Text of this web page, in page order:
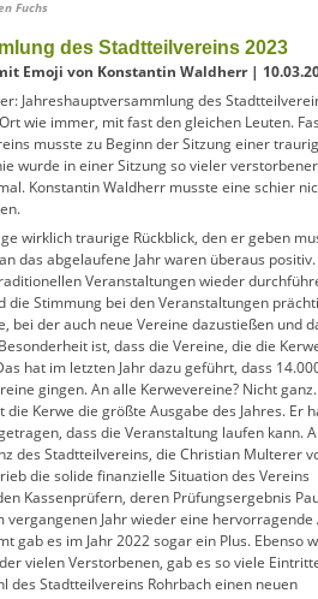
Fuchs
des Stadtteilvereins 2023
Emoji von Konstantin Waldherr |
Jahreshauptversammlung des
wie immer, mit fast den gleichen Leuten.
musste zu Beginn der Sitzung einer
wurde in einer Sitzung so vieler verstorbener
Konstantin Waldherr musste eine schier
wirklich traurige Rückblick, den er geben
das abgelaufene Jahr waren überaus
Veranstaltungen wieder
die Stimmung bei den Veranstaltungen
bei der auch neue Vereine dazustießen und
ist, dass die Vereine, die die
hat im letzten Jahr dazu geführt, dass
gingen. An alle Kerwevereine? Nicht
Kerwe die größte Ausgabe des Jahres. Er
dass die Veranstaltung laufen kann.
des Stadtteilvereins, die Christian Multerer
die solide finanzielle Situation des Vereins
Kassenprüfern, deren Prüfungsergebnis
vergangenen Jahr wieder eine hervorragende
gab es im Jahr 2022 sogar ein Plus. Ebenso
vielen Verstorbenen, gab es so viele
des Stadtteilvereins Rohrbach einen neuen